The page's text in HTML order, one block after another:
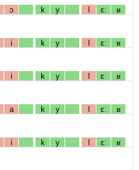
ɔ k y l ɛː ʁ
i k y l ɛː ʁ
i k y l ɛː ʁ
a k y l ɛː ʁ
i k y l ɛː ʁ